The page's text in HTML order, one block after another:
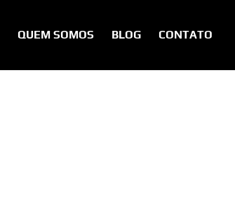
QUEM SOMOS BLOG CONTATO